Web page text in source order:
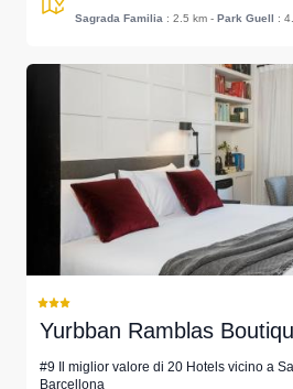
Sagrada Familia : 2.5 km - Park Guell :
Yurbban Ramblas
#9 Il miglior valore di 20 Hotels vicino a
Barcellona